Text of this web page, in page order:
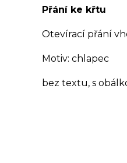
Přání ke křtu
Otevírací přání
Motiv: chlapec
bez textu, s